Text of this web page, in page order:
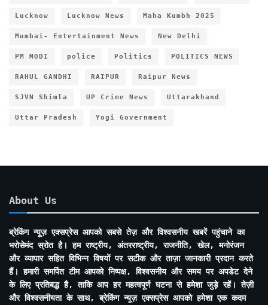
Lucknow Lucknow News Maha Kumbh 2025
Mumbai- Entertainment News New Delhi
PM MODI police Politics POLITICS NEWS
RAHUL GANDHI RAIPUR Raipur News
SJVN Shimla UP Crime News Uttarakhand
Uttar Pradesh Yogi Government
About Us
ब्रेकिंग न्यूज़ एक्सप्रेस आपको सबसे तेज़ और विश्वसनीय खबरें पहुंचाने का
भरोसेमंद स्रोत है। हम राष्ट्रीय, अंतरराष्ट्रीय, राजनीति, खेल, मनोरंजन
और व्यापार सहित विभिन्न विषयों पर सटीक और ताज़ा जानकारी प्रदान करते
हैं। हमारी समर्पित टीम आपको निष्पक्ष, विश्वसनीय और समय पर अपडेट देने
के लिए प्रतिबद्ध है, ताकि आप हर महत्वपूर्ण घटना से हमेशा जुड़े रहें। तेज़ी
और विश्वसनीयता के साथ, ब्रेकिंग न्यूज़ एक्सप्रेस आपको हमेशा एक कदम